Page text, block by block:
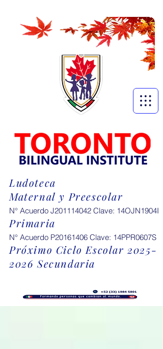
Ludoteca
Maternal y Preescolar
N° Acuerdo J201114042 Clave: 14OJN1904I
Primaria
N° Acuerdo P20161406 Clave: 14PPR0607S
Próximo Ciclo Escolar2025-
2026 Secundaria